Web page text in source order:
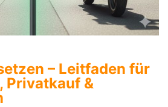
– Leitfaden für
Privatkauf &